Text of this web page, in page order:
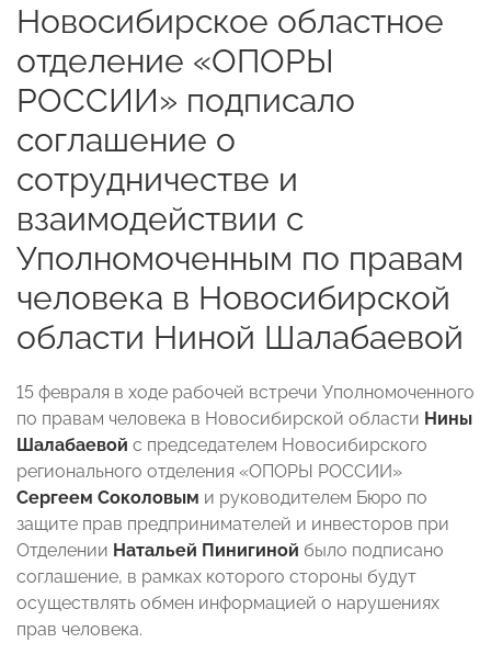
Новосибирское областное
отделение «ОПОРЫ
РОССИИ» подписало
соглашение о
сотрудничестве и
взаимодействии с
Уполномоченным по правам
человека в Новосибирской
области Ниной Шалабаевой
15 февраля в ходе рабочей встречи Уполномоченного
по правам человека в Новосибирской области Нины
Шалабаевой с председателем Новосибирского
регионального отделения «ОПОРЫ РОССИИ»
Сергеем Соколовым и руководителем Бюро по
защите прав предпринимателей и инвесторов при
Отделении Натальей Пинигиной было подписано
соглашение, в рамках которого стороны будут
осуществлять обмен информацией о нарушениях
прав человека.